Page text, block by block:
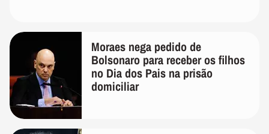
Moraes nega pedido de
Bolsonaro para receber os filhos
no Dia dos Pais na prisão
domiciliar